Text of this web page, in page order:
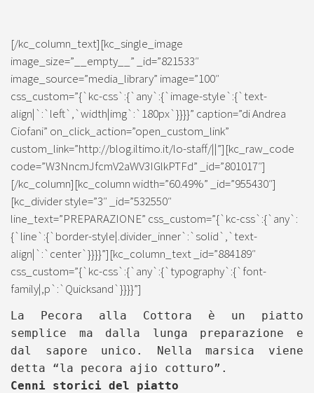
[/kc_column_text][kc_single_image
image_size=”__empty__” _id=”821533″
image_source=”media_library” image=”100″
css_custom=”{`kc-css`:{`any`:{`image-style`:{`text-
align|`:`left`,`width|img`:`180px`}}}}” caption=”di Andrea
Ciofani” on_click_action=”open_custom_link”
custom_link=”http://blog.iltimo.it/lo-staff/||”][kc_raw_code
code=”W3NncmJfcmV2aWV3IGlkPTFd” _id=”801017″]
[/kc_column][kc_column width=”60.49%” _id=”955430″]
[kc_divider style=”3″ _id=”532550″
line_text=”PREPARAZIONE” css_custom=”{`kc-css`:{`any`:
{`line`:{`border-style|.divider_inner`:`solid`,`text-
align|`:`center`}}}}”][kc_column_text _id=”884189″
css_custom=”{`kc-css`:{`any`:{`typography`:{`font-
family|,p`:`Quicksand`}}}}”]
La Pecora alla Cottora è un piatto
semplice ma dalla lunga preparazione e
dal sapore unico. Nella marsica viene
detta “la pecora ajio cotturo”.
Cenni storici del piatto